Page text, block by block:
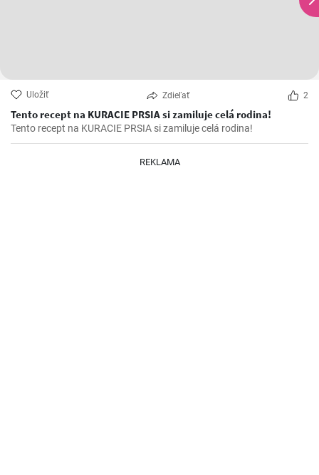
Uložiť Zdieľať 2
Tento recept na KURACIE PRSIA si zamiluje celá rodina!
Tento recept na KURACIE PRSIA si zamiluje celá rodina!
REKLAMA